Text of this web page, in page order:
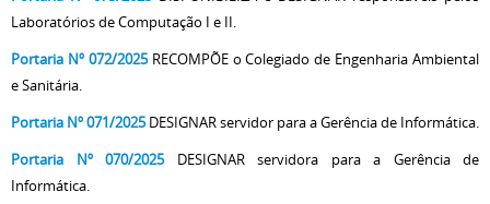
Laboratórios de Computação I e II.
Portaria Nº 072/2025RECOMPÕE o Colegiado de Engenharia Ambiental
e Sanitária.
Portaria Nº 071/2025DESIGNAR servidor para a Gerência de Informática.
Portaria Nº 070/2025DESIGNAR servidora para a Gerência de
Informática.